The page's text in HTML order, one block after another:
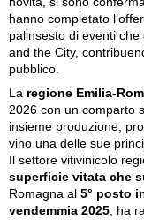
hanno completato
palinsesto di eventi
and the City,
pubblico.
La regione Emilia-
2026 con un comparto
insieme produzione,
vino una delle sue
Il settore vitivinicolo
superficie vitata che
Romagna al 5° posto
vendemmia 2025, ha